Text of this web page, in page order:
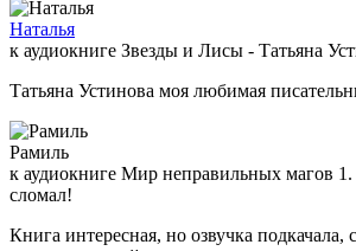
Наталья
к аудиокниге Звезды и Лисы - Татьяна
Татьяна Устинова моя любимая
Рамиль
к аудиокниге Мир неправильных магов
сломал!
Книга интересная, но озвучка